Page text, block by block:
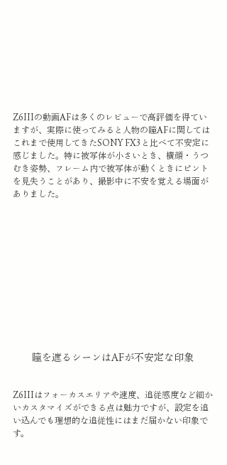
Z6IIIの動画AFは多くのレビューで高評価を得てい
ますが、実際に使ってみると人物の瞳AFに関しては
これまで使用してきたSONY FX3と比べて不安定に
感じました。特に被写体が小さいとき、横顔・うつ
むき姿勢、フレーム内で被写体が動くときにピント
を見失うことがあり、撮影中に不安を覚える場面が
ありました。
瞳を遮るシーンはAFが不安定な印象
Z6IIIはフォーカスエリアや速度、追従感度など細か
いカスタマイズができる点は魅力ですが、設定を追
い込んでも理想的な追従性にはまだ届かない印象で
す。